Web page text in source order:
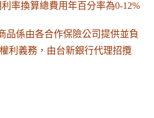
率換算總費用年百分率為0-12%
品係由各合作保險公司提供並負
利義務，由台新銀行代理招攬